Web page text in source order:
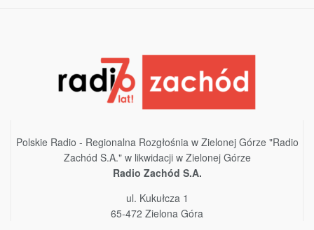
Polskie Radio - Regionalna Rozgłośnia w Zielonej Górze "Radio
Zachód S.A." w likwidacji w Zielonej Górze
Radio Zachód S.A.
ul. Kukułcza 1
65-472 Zielona Góra